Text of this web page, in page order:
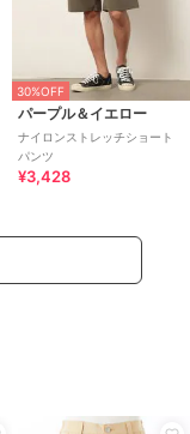
30%OFF
パープル＆イエロー
ナイロンストレッチショート
パンツ
¥3,428